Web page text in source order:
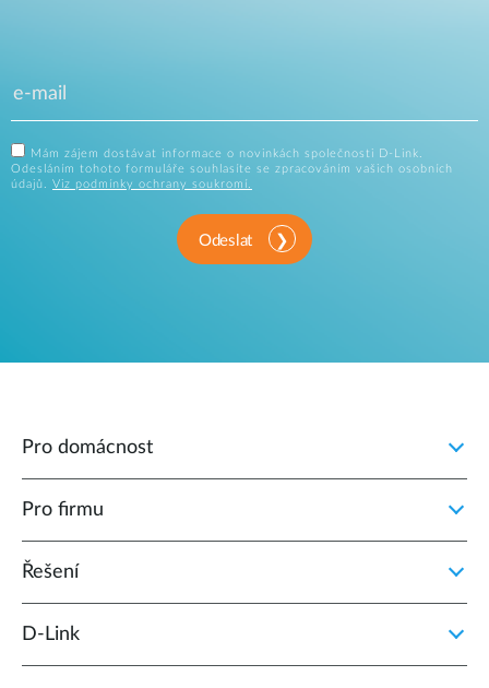
Mám zájem dostávat informace o novinkách společnosti D-Link.
Odesláním tohoto formuláře souhlasíte se zpracováním vašich osobních
údajů. Viz podmínky ochrany soukromí.
Odeslat
Pro domácnost
Pro firmu
Řešení
D‑Link